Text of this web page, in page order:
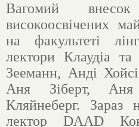
Вагомий
високоосвічених
на факультеті
лектори Клаудіа
Зееманн, Анді
Аня Зіберт,
Кляйнеберг. Зараз
лектор DAAD